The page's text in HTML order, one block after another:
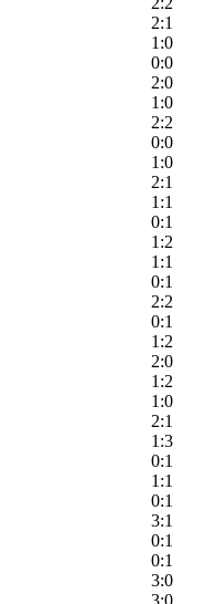
2:1
1:0
0:0
2:0
1:0
2:2
0:0
1:0
2:1
1:1
0:1
1:2
1:1
0:1
2:2
0:1
1:2
2:0
1:2
1:0
2:1
1:3
0:1
1:1
0:1
3:1
0:1
0:1
3:0